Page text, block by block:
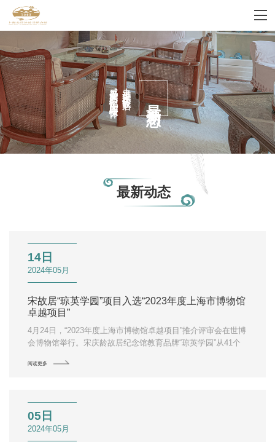
最新动态
走进宋庆龄故居
感受家的记忆国的情怀
最新动态
14日
2024年05月
宋故居“琼英学园”项目入选“2023年度上海市博物馆
卓越项目”
4月24日，“2023年度上海市博物馆卓越项目”推介评审会在世博
会博物馆举行。宋庆龄故居纪念馆教育品牌“琼英学园”从41个
阅读更多
05日
2024年05月